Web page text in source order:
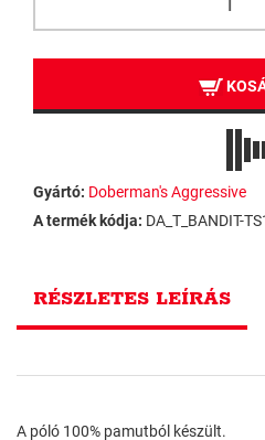
Gyártó: Doberman's Aggressive
A termék kódja: DA_T_BANDIT-
RÉSZLETES LEÍRÁS
A póló 100% pamutból készült.